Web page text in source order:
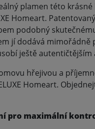
plamen této
Homeart.
podobný
jí dodává mimořádně
ještě
hřejivou a
Homeart.
pro maximální